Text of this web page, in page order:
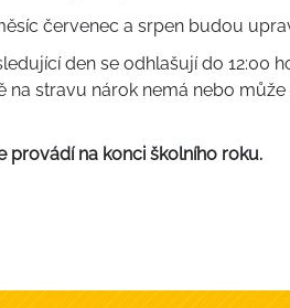
červenec a srpen budou
den se odhlašují do 12:00
na stravu nárok nemá nebo
provádí na konci školního roku.